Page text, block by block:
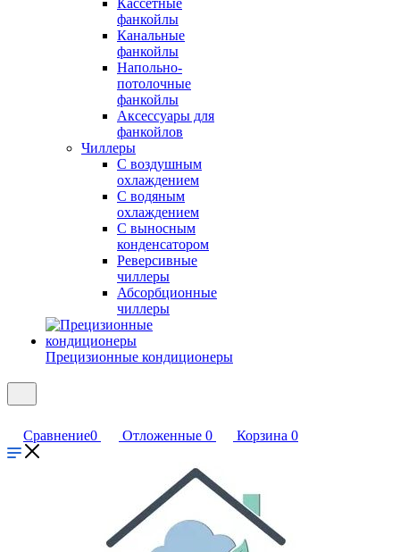
Кассетные
фанкойлы
Канальные
фанкойлы
Напольно-
потолочные
фанкойлы
Аксессуары для
фанкойлов
Чиллеры
С воздушным
охлаждением
С водяным
охлаждением
С выносным
конденсатором
Реверсивные
чиллеры
Абсорбционные
чиллеры
Прецизионные кондиционеры
Сравнение0 Отложенные 0 Корзина 0